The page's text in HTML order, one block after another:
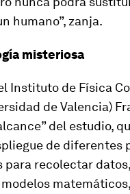
humano”, zanja.
misteriosa
Instituto de Física
de Valencia)
del estudio,
de diferentes
para recolectar